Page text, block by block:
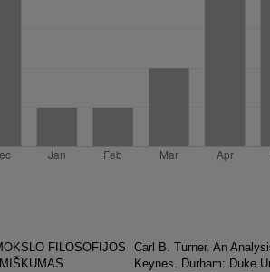
FILOSOFIJOS
Carl B. Turner. An
Keynes. Durham: Duke